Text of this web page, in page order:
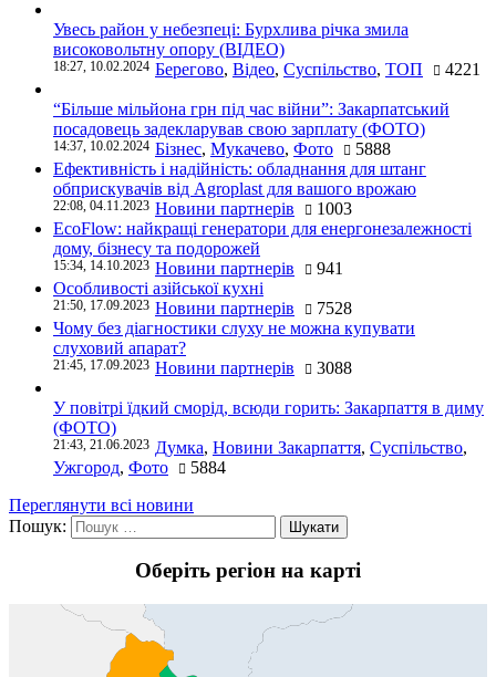
Увесь район у небезпеці: Бурхлива річка змила
високовольтну опору (ВІДЕО)
18:27, 10.02.2024 Берегово, Відео, Суспільство, ТОП 4221
“Більше мільйона грн під час війни”: Закарпатський
посадовець задекларував свою зарплату (ФОТО)
14:37, 10.02.2024 Бізнес, Мукачево, Фото
5888
Ефективність і надійність: обладнання для штанг
обприскувачів від Agroplast для вашого врожаю
22:08, 04.11.2023 Новини партнерів
1003
EcoFlow: найкращі генератори для енергонезалежності
дому, бізнесу та подорожей
15:34, 14.10.2023 Новини партнерів
941
Особливості азійської кухні
21:50, 17.09.2023 Новини партнерів
7528
Чому без діагностики слуху не можна купувати
слуховий апарат?
21:45, 17.09.2023 Новини партнерів 3088
У повітрі їдкий сморід, всюди горить: Закарпаття в диму
(ФОТО)
21:43, 21.06.2023 Думка, Новини Закарпаття, Суспільство,
Ужгород, Фото
5884
Переглянути всі новини
Пошук:
Оберіть регіон на карті